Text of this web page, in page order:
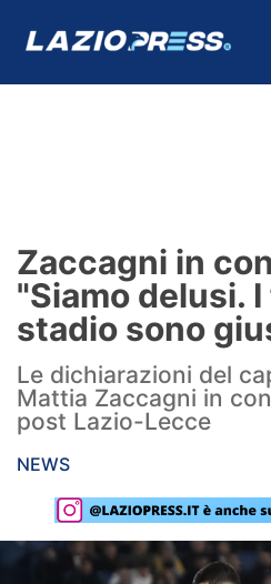
Formello
Infortuni
Primavera
Calciomercato
Lazio Women
Rassegna Lazio
Social
Zaccagni in
"Siamo delusi.
stadio sono
Le dichiarazioni del
Mattia Zaccagni in
post Lazio-Lecce
NEWS